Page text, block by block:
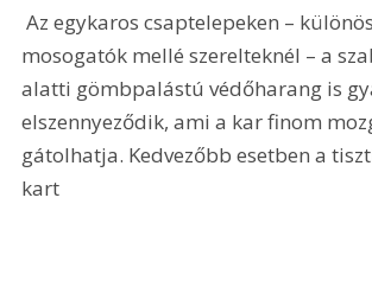
Az egykaros csaptelepeken – különösen a
mosogatók mellé szerelteknél – a
alatti gömbpalástú védőharang is
elszennyeződik, ami a kar finom
gátolhatja. Kedvezőbb esetben a
kart